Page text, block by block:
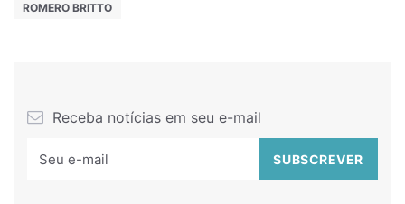
ROMERO BRITTO
Receba notícias em seu e-mail